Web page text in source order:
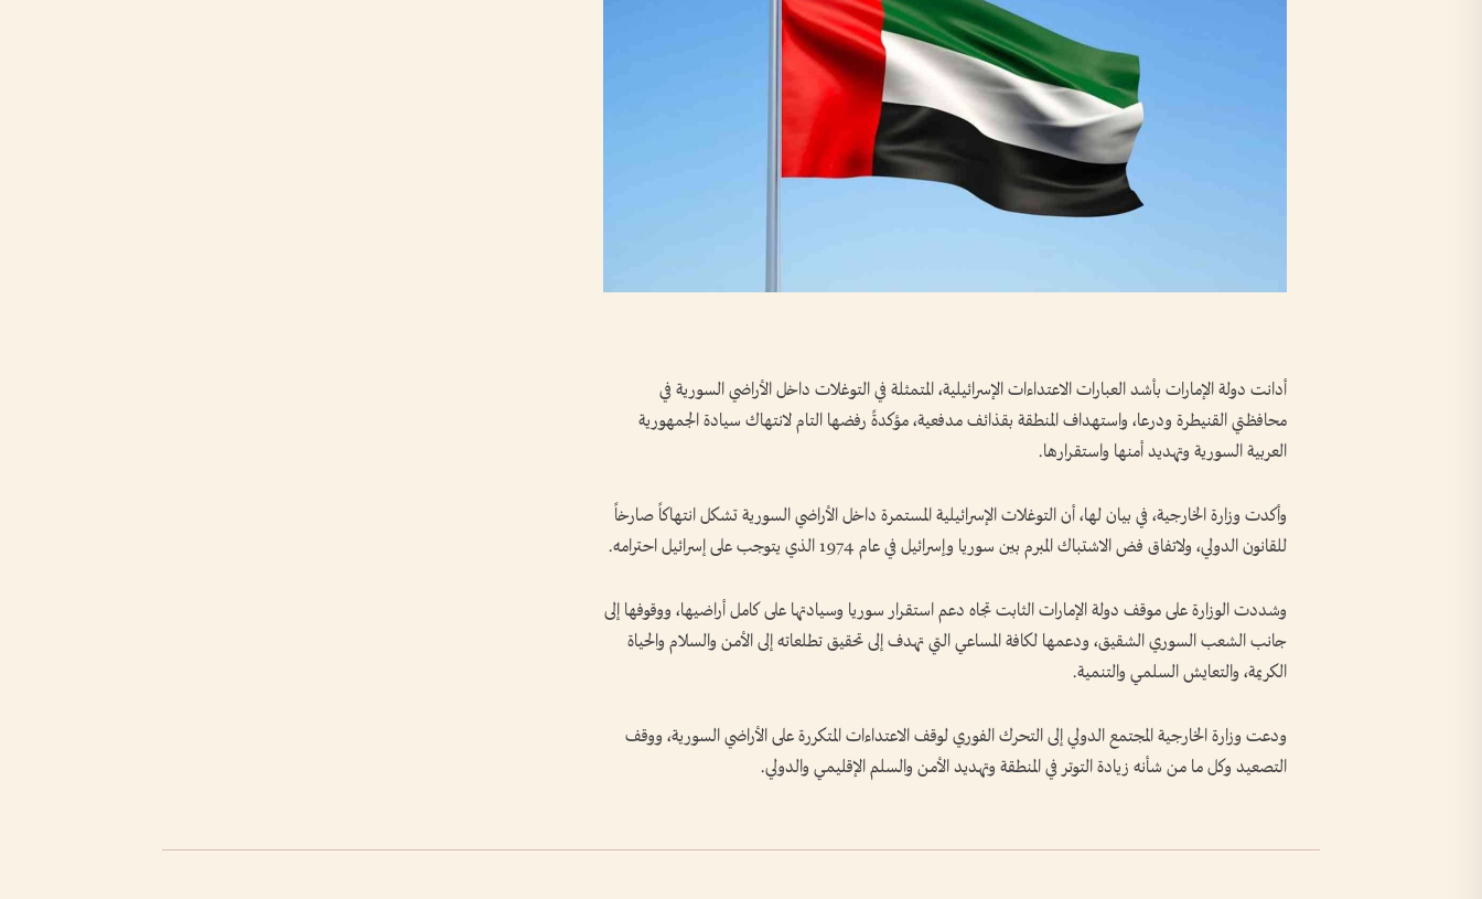
أدانت دولة الإمارات بأشد العبارات الاعتداءات الإسرائيلية، المتمثلة في التوغلات داخل الأراضي السورية في
محافظتي القنيطرة ودرعا، واستهداف المنطقة بقذائف مدفعية، مؤكدةً رفضها التام لانتهاك سيادة الجمهورية
العربية السورية وتهديد أمنها واستقرارها.
وأكدت وزارة الخارجية، في بيان لها، أن التوغلات الإسرائيلية المستمرة داخل الأراضي السورية تشكل انتهاكاً صارخاً
للقانون الدولي، ولاتفاق فض الاشتباك المبرم بين سوريا وإسرائيل في عام 1974 الذي يتوجب على إسرائيل احترامه.
وشددت الوزارة على موقف دولة الإمارات الثابت تجاه دعم استقرار سوريا وسيادتها على كامل أراضيها، ووقوفها إلى
جانب الشعب السوري الشقيق، ودعمها لكافة المساعي التي تهدف إلى تحقيق تطلعاته إلى الأمن والسلام والحياة
الكريمة، والتعايش السلمي والتنمية.
ودعت وزارة الخارجية المجتمع الدولي إلى التحرك الفوري لوقف الاعتداءات المتكررة على الأراضي السورية، ووقف
التصعيد وكل ما من شأنه زيادة التوتر في المنطقة وتهديد الأمن والسلم الإقليمي والدولي.